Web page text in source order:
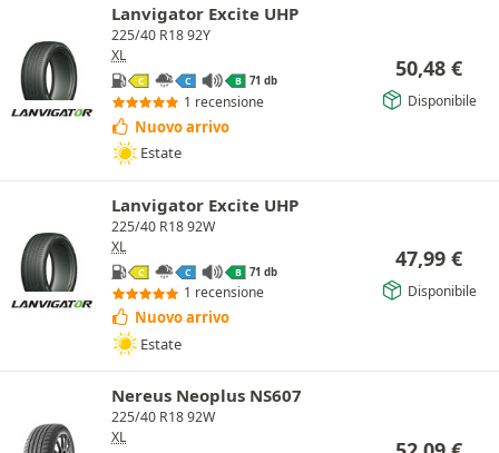
Lanvigator Excite UHP
225/40 R18 92Y
XL
C C B 71 db
1 recensione
Nuovo arrivo
Estate
50,48 €
Disponibile
Lanvigator Excite UHP
225/40 R18 92W
XL
C C B 71 db
1 recensione
Nuovo arrivo
Estate
47,99 €
Disponibile
Nereus Neoplus NS607
225/40 R18 92W
XL